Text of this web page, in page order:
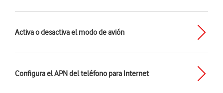
Activa o desactiva el modo de avión
Configura el APN del teléfono para Internet